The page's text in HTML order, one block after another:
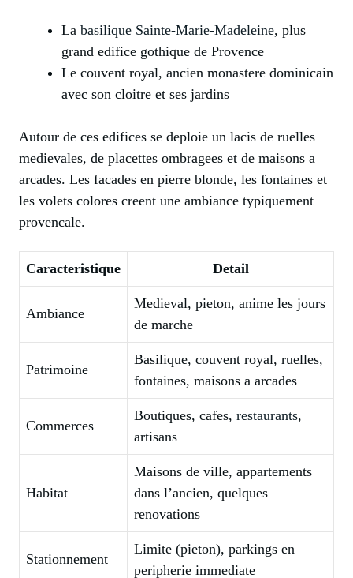
La basilique Sainte-Marie-Madeleine, plus
grand edifice gothique de Provence
Le couvent royal, ancien monastere dominicain
avec son cloitre et ses jardins
Autour de ces edifices se deploie un lacis de ruelles
medievales, de placettes ombragees et de maisons a
arcades. Les facades en pierre blonde, les fontaines et
les volets colores creent une ambiance typiquement
provencale.
Caracteristique Detail
Ambiance
Medieval, pieton, anime les jours
de marche
Patrimoine
Basilique, couvent royal, ruelles,
fontaines, maisons a arcades
Commerces
Boutiques, cafes, restaurants,
artisans
Habitat
Maisons de ville, appartements
dans l’ancien, quelques
renovations
Stationnement
Limite (pieton), parkings en
peripherie immediate